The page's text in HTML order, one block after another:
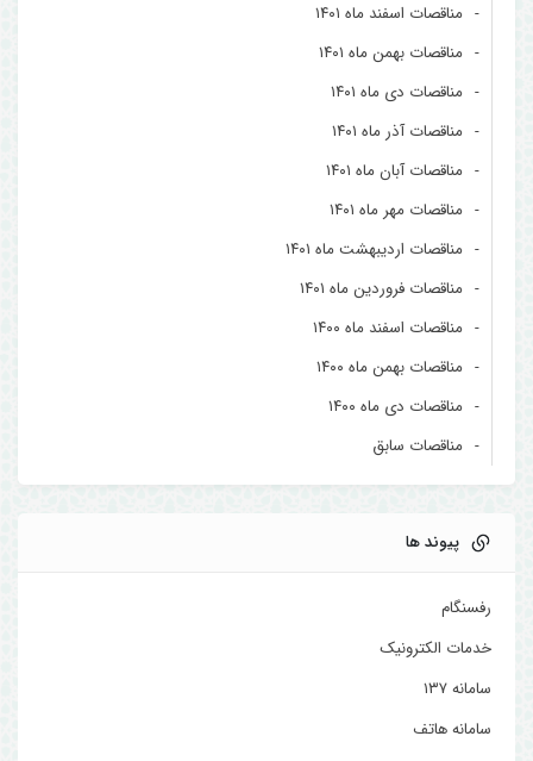
مناقصات اسفند ماه ۱۴۰۱
مناقصات بهمن ماه ۱۴۰۱
مناقصات دی ماه ۱۴۰۱
مناقصات آذر ماه ۱۴۰۱
مناقصات آبان ماه ۱۴۰۱
مناقصات مهر ماه ۱۴۰۱
مناقصات اردیبهشت ماه ۱۴۰۱
مناقصات فروردین ماه ۱۴۰۱
مناقصات اسفند ماه ۱۴۰۰
مناقصات بهمن ماه ۱۴۰۰
مناقصات دی ماه ۱۴۰۰
مناقصات سابق
پیوند ها
رفسنگام
خدمات الکترونیک
سامانه ۱۳۷
سامانه هاتف